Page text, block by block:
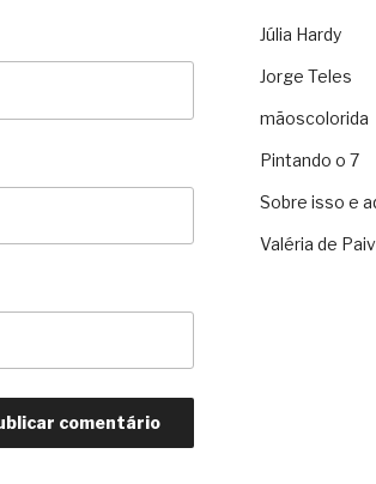
Júlia Hardy
Jorge Teles
mãoscolorida
Pintando o 7
Sobre isso e
Valéria de